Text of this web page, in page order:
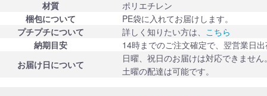
材質
ポリエチレン
梱包について
PE袋に入れてお届けします。
プチプチについて
詳しく知りたい方は、 こちら
納期目安
14時までのご注文確定で、翌営業日
お届け日について
日曜、祝日のお届けは対応できません
土曜の配達は可能です。